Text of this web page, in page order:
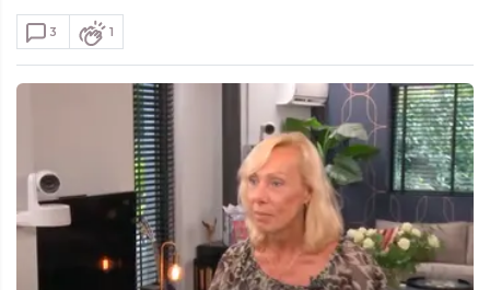
3 1